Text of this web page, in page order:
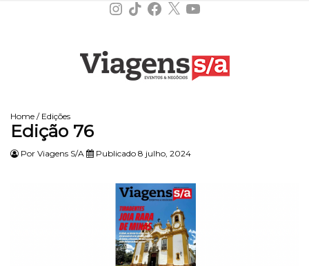
Instagram
TikTokFacebook
X YouTube
Home / Edições
Edição 76
Por Viagens S/A Publicado 8 julho, 2024